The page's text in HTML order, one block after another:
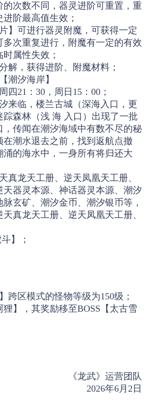
次数不同，器灵进阶可重置，重
阶最高值生效；
】可进行器灵附魔，可获得一定
多次重复进行，附魔有一定的有效
属性失效；
解，获得进阶、附魔材料；
潮汐海岸】
四21：30，周日15：00；
来临，楼兰古城（深海入口，更
踪森林（浅 海 入口）出现了一批
传闻在潮汐海域中有数不尽的秘
在潮水退去之前，找到返航点撤
的海水中，一身所有将归还大
真龙天工册、逆天凤凰天工册、
器灵本源、神话器灵本源、潮汐
玄矿、潮汐金币、潮汐银币等，
真龙天工册、逆天凤凰天工册、
】；
跨区模式的怪物等级为150级；
狸】，其奖励移至BOSS【太古雪
《龙武》运营团队
2026年6月2日